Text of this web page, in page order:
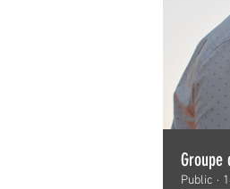
Groupe
Public ·